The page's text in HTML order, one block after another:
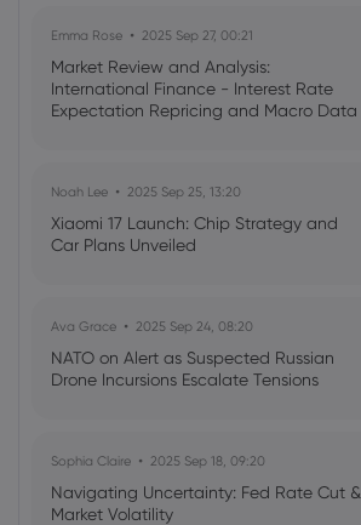
Emma Rose 2025 Sep 27, 00:21
Market Review and Analysis:
International Finance - Interest Rate
Expectation Repricing and Macro Data
Noah Lee 2025 Sep 25, 13:20
Xiaomi 17 Launch: Chip Strategy and
Car Plans Unveiled
Ava Grace 2025 Sep 24, 08:20
NATO on Alert as Suspected Russian
Drone Incursions Escalate Tensions
Sophia Claire 2025 Sep 18, 09:20
Navigating Uncertainty: Fed Rate Cut &
Market Volatility